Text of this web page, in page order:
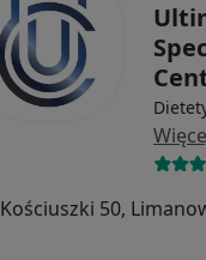
Kościuszki 50,